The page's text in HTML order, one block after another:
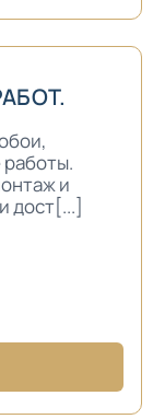
работы.
и
дост[...]